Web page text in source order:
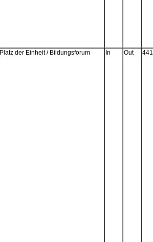
Platz der Einheit / Bildungsforum In Out 441